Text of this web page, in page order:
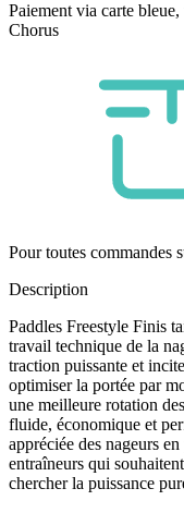
Paiement via carte
Chorus
Pour toutes commandes
Description
Paddles Freestyle Finis
travail technique de la
traction puissante et
optimiser la portée par
une meilleure rotation
fluide, économique et
appréciée des nageurs
entraîneurs qui
chercher la puissance